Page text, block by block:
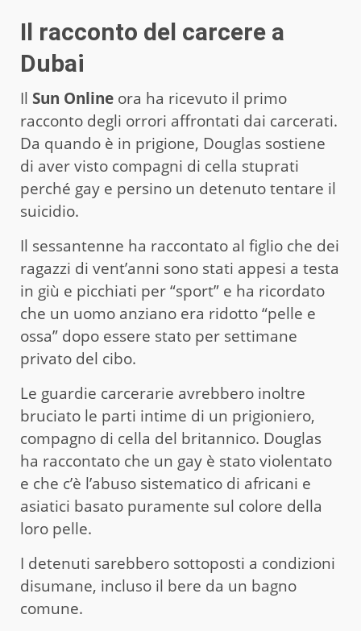
Il racconto del carcere a
Dubai
Il Sun Online ora ha ricevuto il primo
racconto degli orrori affrontati dai carcerati.
Da quando è in prigione, Douglas sostiene
di aver visto compagni di cella stuprati
perché gay e persino un detenuto tentare il
suicidio.
Il sessantenne ha raccontato al figlio che dei
ragazzi di vent’anni sono stati appesi a testa
in giù e picchiati per “sport” e ha ricordato
che un uomo anziano era ridotto “pelle e
ossa” dopo essere stato per settimane
privato del cibo.
Le guardie carcerarie avrebbero inoltre
bruciato le parti intime di un prigioniero,
compagno di cella del britannico. Douglas
ha raccontato che un gay è stato violentato
e che c’è l’abuso sistematico di africani e
asiatici basato puramente sul colore della
loro pelle.
I detenuti sarebbero sottoposti a condizioni
disumane, incluso il bere da un bagno
comune.